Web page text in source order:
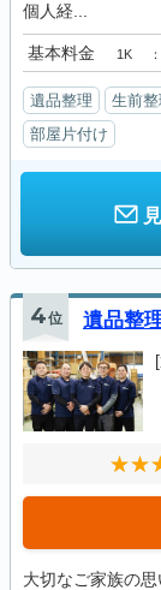
個人経...
基本料金 1K
遺品整理 生前整
部屋片付け
4位 遺品整
大切なご家族の